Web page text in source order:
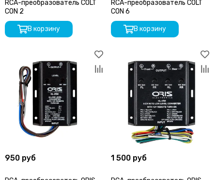
RCA-преобразователь COLT
CON 2
В корзину
RCA-преобразователь COLT
CON 6
В корзину
950 руб 1 500 руб